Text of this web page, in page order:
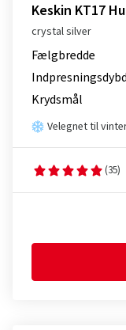
Keskin KT17
crystal silver
Fælgbredde
Krydsmål
Velegnet til
(35)